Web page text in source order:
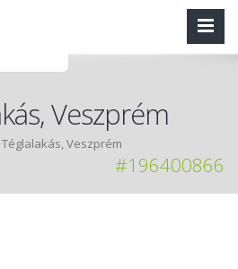
Veszprém
Téglalakás, Veszprém
#196400866